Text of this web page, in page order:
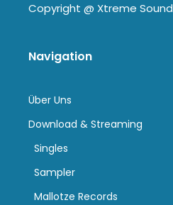
Copyright @ Xtreme Sound
Navigation
Über Uns
Download & Streaming
Singles
Sampler
Mallotze Records